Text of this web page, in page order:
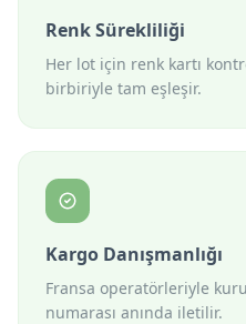
Renk Sürekliliği
Her lot için renk kartı
birbiriyle tam eşleşir.
Kargo Danışmanlığı
Fransa operatörleriyle
numarası anında iletilir.